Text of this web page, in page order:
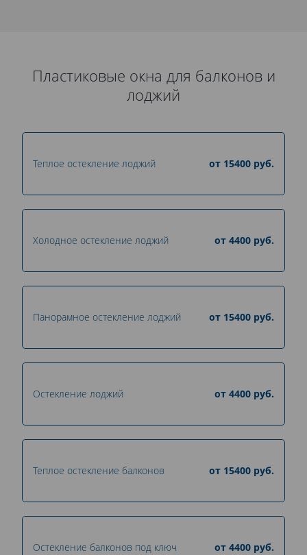
Пластиковые окна для балконов и
лоджий
Теплое остекление лоджий от 15400 руб.
Холодное остекление лоджий от 4400 руб.
Панорамное остекление лоджий от 15400 руб.
Остекление лоджий от 4400 руб.
Теплое остекление балконов от 15400 руб.
Остекление балконов под ключ от 4400 руб.